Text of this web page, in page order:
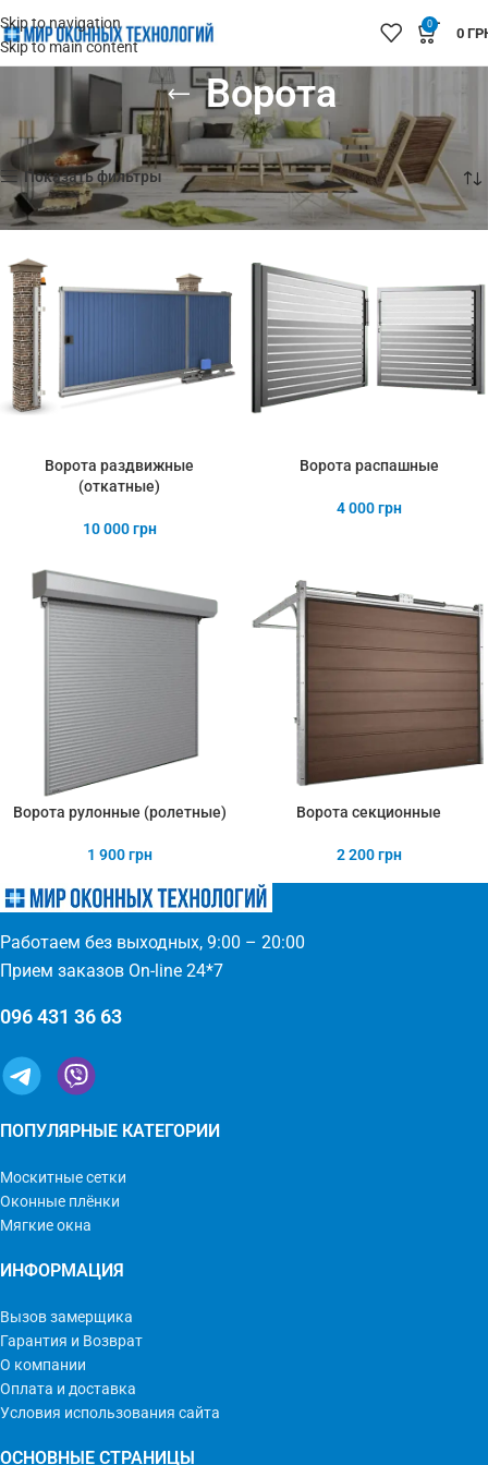
Skip to navigation
Skip to main content
0
0
Ворота
Главная Ворота Показаны все (4)
Показать фильтры
Ворота раздвижные
(откатные)
10 000грн
Ворота распашные
4 000грн
Ворота рулонные (ролетные)
1 900грн
Ворота секционные
2 200грн
Работаем без выходных, 9:00 – 20:00
Прием заказов On-line 24*7
096 431 36 63
ПОПУЛЯРНЫЕ КАТЕГОРИИ
Москитные сетки
Оконные плёнки
Мягкие окна
ИНФОРМАЦИЯ
Вызов замерщика
Гарантия и Возврат
О компании
Оплата и доставка
Условия использования сайта
ОСНОВНЫЕ СТРАНИЦЫ